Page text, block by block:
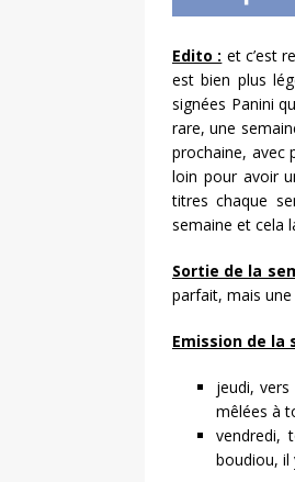
Edito : et c’est
est bien plus
signées Panini
rare, une
prochaine, avec
loin pour avoir
titres chaque
semaine et cela
Sortie de la
parfait, mais
Emission de la
jeudi,
mêlées à
vendredi,
boudiou, il